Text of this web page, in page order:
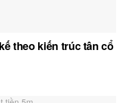
theo kiến trúc tân cổ